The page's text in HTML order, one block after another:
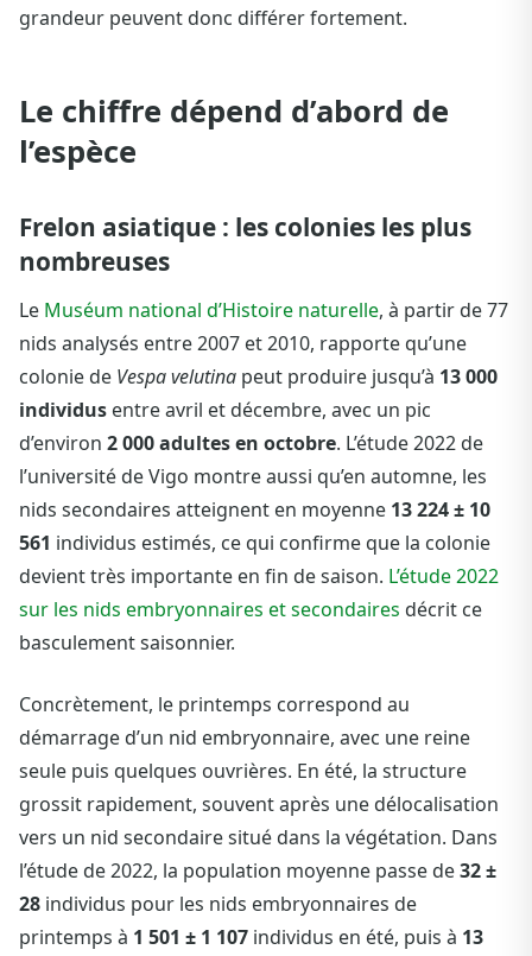
grandeur peuvent donc différer fortement.
Le chiffre dépend d’abord de
l’espèce
Frelon asiatique : les colonies les plus
nombreuses
Le Muséum national d’Histoire naturelle, à partir de 77
nids analysés entre 2007 et 2010, rapporte qu’une
colonie de Vespa velutina peut produire jusqu’à 13 000
individus entre avril et décembre, avec un pic
d’environ 2 000 adultes en octobre. L’étude 2022 de
l’université de Vigo montre aussi qu’en automne, les
nids secondaires atteignent en moyenne 13 224 ± 10
561 individus estimés, ce qui confirme que la colonie
devient très importante en fin de saison. L’étude 2022
sur les nids embryonnaires et secondaires décrit ce
basculement saisonnier.
Concrètement, le printemps correspond au
démarrage d’un nid embryonnaire, avec une reine
seule puis quelques ouvrières. En été, la structure
grossit rapidement, souvent après une délocalisation
vers un nid secondaire situé dans la végétation. Dans
l’étude de 2022, la population moyenne passe de32 ±
28 individus pour les nids embryonnaires de
printemps à 1 501 ± 1 107 individus en été, puis à 13